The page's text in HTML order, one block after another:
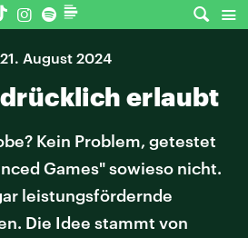
August 2024
erlaubt
Kein Problem, getestet
Games" sowieso nicht.
leistungsfördernde
Die Idee stammt von